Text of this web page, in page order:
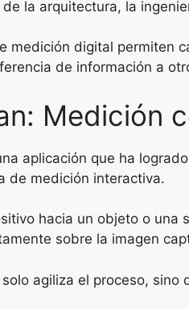
la arquitectura, la
medición digital permiten
de información a
Medición
aplicación que ha
de medición interactiva.
hacia un objeto o una
sobre la imagen
agiliza el proceso,